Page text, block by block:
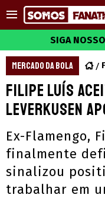
SIGA
MERCADO DA BOLA
Filipe Luís
Leverkusen
Ex-Flamengo,
finalmente
sinalizou
trabalhar em